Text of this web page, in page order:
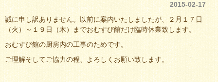
2015-02-17
誠に申し訳ありません。以前に案内いたしましたが、２月１７日
（火）～１９日（木）までおむすび館だけ臨時休業致します。
おむすび館の厨房内の工事のためです。
ご理解そしてご協力の程、よろしくお願い致します。